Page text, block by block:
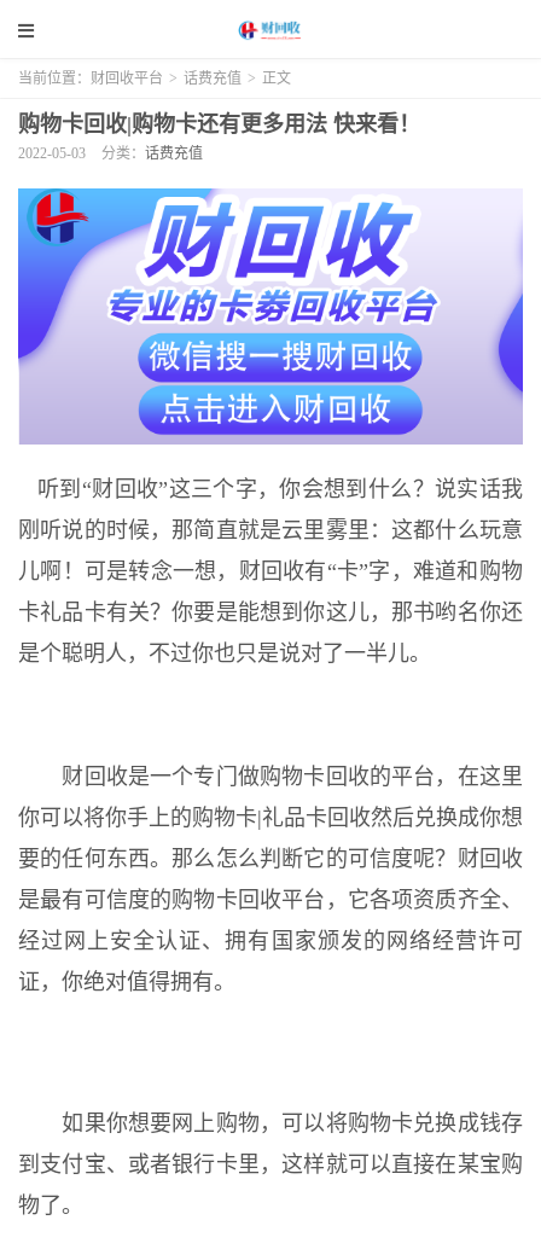
当前位置： 财回收平台 > 话费充值 > 正文
购物卡回收|购物卡还有更多用法 快来看！
2022-05-03 分类： 话费充值
听到“财回收”这三个字，你会想到什么？说实话我
刚听说的时候，那简直就是云里雾里：这都什么玩意
儿啊！可是转念一想，财回收有“卡”字，难道和购物
卡礼品卡有关？你要是能想到你这儿，那书哟名你还
是个聪明人，不过你也只是说对了一半儿。
财回收是一个专门做购物卡回收的平台，在这里
你可以将你手上的购物卡|礼品卡回收然后兑换成你想
要的任何东西。那么怎么判断它的可信度呢？财回收
是最有可信度的购物卡回收平台，它各项资质齐全、
经过网上安全认证、拥有国家颁发的网络经营许可
证，你绝对值得拥有。
如果你想要网上购物，可以将购物卡兑换成钱存
到支付宝、或者银行卡里，这样就可以直接在某宝购
物了。